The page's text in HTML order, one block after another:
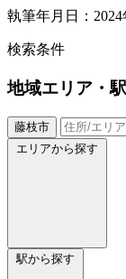
執筆年月日：2024
検索条件
地域エリア・駅
藤枝市
エリアから探す
駅から探す